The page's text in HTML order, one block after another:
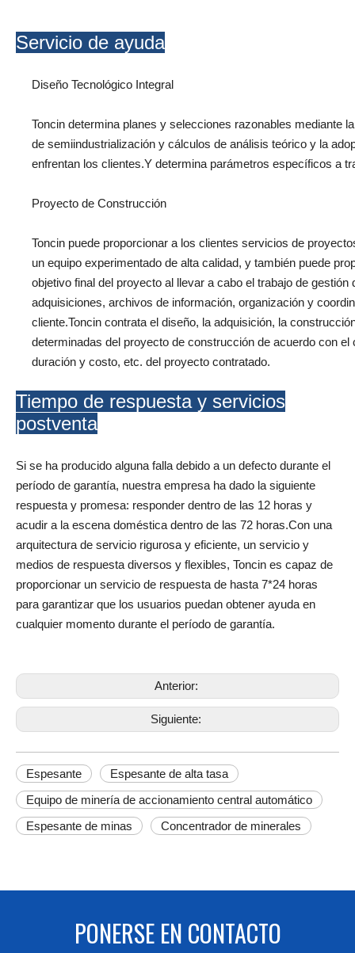
Servicio de ayuda
Diseño Tecnológico Integral
Toncin determina planes y selecciones razonables mediante
de semiindustrialización y cálculos de análisis teórico y la
enfrentan los clientes.Y determina parámetros específicos a
Proyecto de Construcción
Toncin puede proporcionar a los clientes servicios de
un equipo experimentado de alta calidad, y también puede
objetivo final del proyecto al llevar a cabo el trabajo de
adquisiciones, archivos de información, organización y
cliente.Toncin contrata el diseño, la adquisición, la
determinadas del proyecto de construcción de acuerdo con
duración y costo, etc. del proyecto contratado.
Tiempo de respuesta y servicios
postventa
Si se ha producido alguna falla debido a un defecto durante el
período de garantía, nuestra empresa ha dado la siguiente
respuesta y promesa: responder dentro de las 12 horas y
acudir a la escena doméstica dentro de las 72 horas.Con una
arquitectura de servicio rigurosa y eficiente, un servicio y
medios de respuesta diversos y flexibles, Toncin es capaz de
proporcionar un servicio de respuesta de hasta 7*24 horas
para garantizar que los usuarios puedan obtener ayuda en
cualquier momento durante el período de garantía.
Anterior:
Siguiente:
Espesante
Espesante de alta tasa
Equipo de minería de accionamiento central automático
Espesante de minas
Concentrador de minerales
PONERSE EN CONTACTO